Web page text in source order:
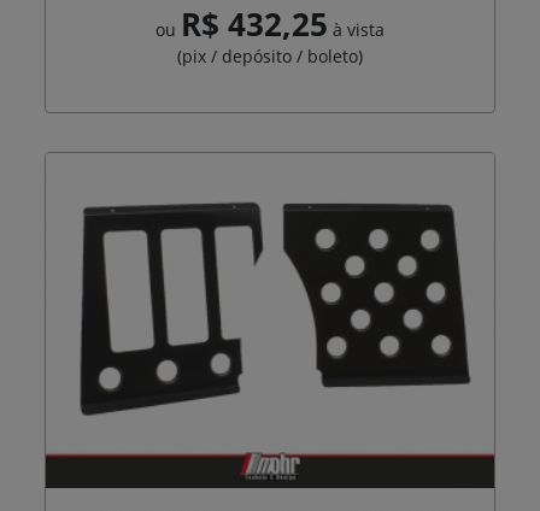
ou R$ 432,25 à vista
(pix / depósito / boleto)